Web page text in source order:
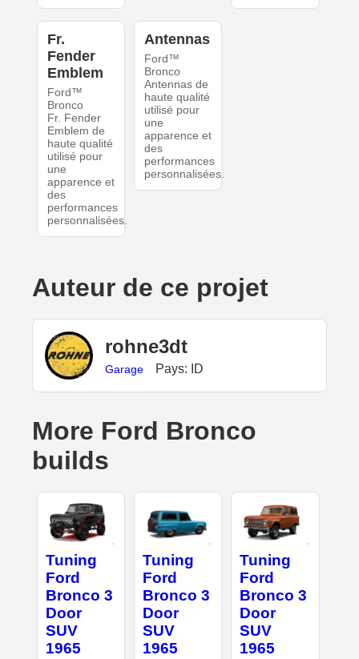
Fr.
Fender
Emblem
Ford™
Bronco
Fr. Fender
Emblem de
haute qualité
utilisé pour
une
apparence et
des
performances
personnalisées.
Antennas
Ford™
Bronco
Antennas de
haute qualité
utilisé pour
une
apparence et
des
performances
personnalisées.
Auteur de ce projet
rohne3dt
Garage Pays: ID
More Ford Bronco
builds
Tuning
Ford
Bronco 3
Door
SUV
1965
Tuning
Ford
Bronco 3
Door
SUV
1965
Tuning
Ford
Bronco 3
Door
SUV
1965